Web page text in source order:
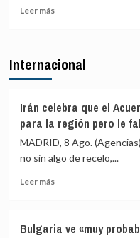
Italia
de
en
familias
jóvenes
no
pueden
a
Leer másLeer
PP
Gobierno
comparecer
por
Ceuta
y
a
aislar
Internacional
Irán celebra que el
para la región pero le
MADRID, 8 Ago.
no sin algo de recelo,...
Leer másLeer
celebra
Bulgaria ve «muy